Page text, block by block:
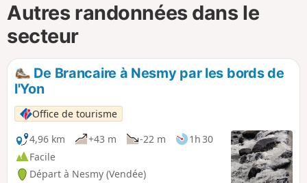
Autres randonnées dans le
secteur
De Brancaire à Nesmy par les bords de
l'Yon
Office de tourisme
4,96 km
+43 m -22 m
1h 30
Facile
Départ à Nesmy (Vendée)